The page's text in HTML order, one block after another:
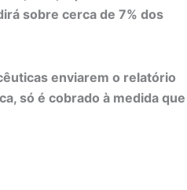
sobre cerca de 7% dos
enviarem o relatório
só é cobrado à medida que